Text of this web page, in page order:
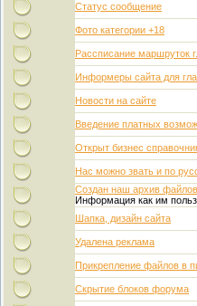
Статус сообщение
Фото категории +18
Рассписание маршруток
Информеры сайта для
Новости на сайте
Введение платных
Открыт бизнес
Нас можно звать и по
Создан наш архив файлов
Информация как им
Шапка, дизайн сайта
Удалена реклама
Прикрепление файлов в
Скрытие блоков форума